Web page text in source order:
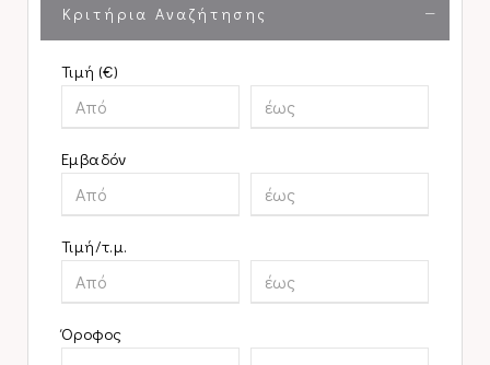
Κριτήρια Αναζήτησης
Τιμή (€)
Εμβαδόν
Τιμή/τ.μ.
Όροφος